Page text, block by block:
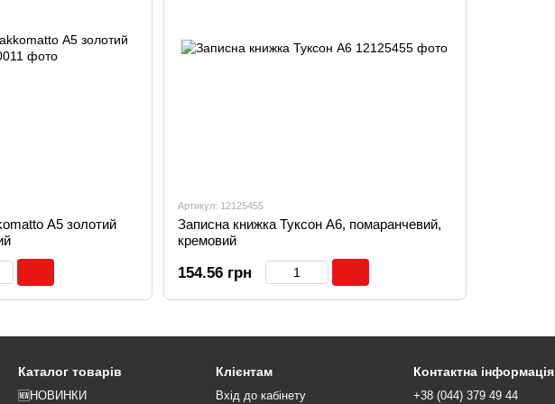
А5 золотий
Артикул: 12125455
Записна книжка Туксон А6, помаранчевий,
кремовий
154.56 грн
Каталог товарів
🆕НОВИНКИ
Клієнтам
Вхід до кабінету
Контактна інформація
+38 (044) 379 49 44